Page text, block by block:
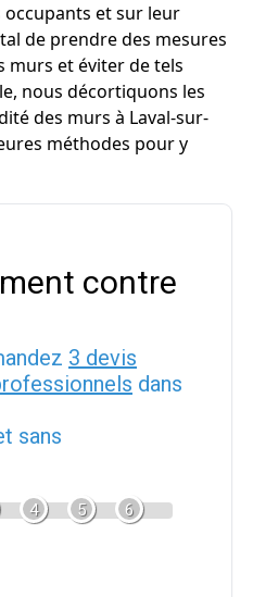
et sur leur
de prendre des mesures
et éviter de tels
nous décortiquons les
des murs à Laval-sur-
méthodes pour y
contre
3 devis
dans
sans
4 5 6